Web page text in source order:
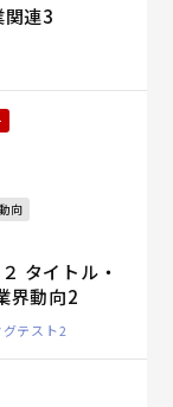
連3
向
タイトル・
界動向2
グテスト2